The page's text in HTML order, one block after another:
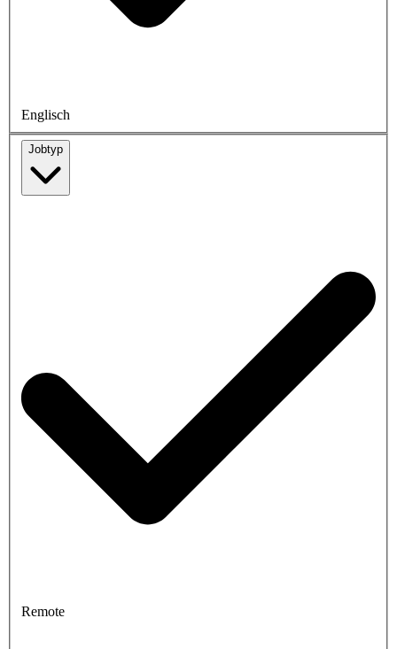
Englisch
Jobtyp
Remote